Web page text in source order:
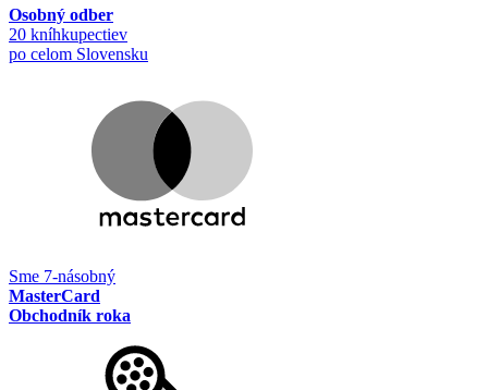
Osobný odber
20 kníhkupectiev
po celom Slovensku
Sme 7-násobný
MasterCard
Obchodník roka